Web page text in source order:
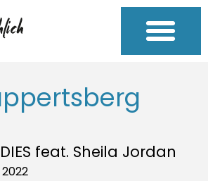
feat. Sheila Jordan